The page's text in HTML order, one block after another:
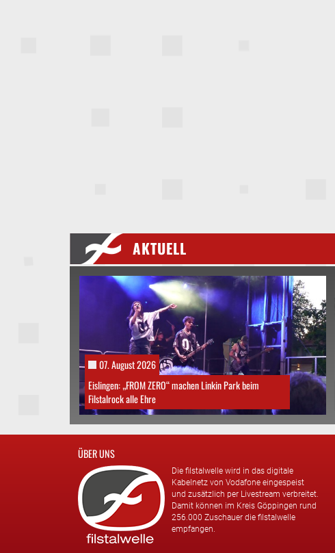
AKTUELL
07. August 2026
Eislingen: „FROM ZERO“ machen Linkin Park beim
Filstalrock alle Ehre
ÜBER UNS
Die filstalwelle wird in das digitale
Kabelnetz von Vodafone eingespeist
und zusätzlich per Livestream verbreitet.
Damit können im Kreis Göppingen rund
256.000 Zuschauer die filstalwelle
empfangen.